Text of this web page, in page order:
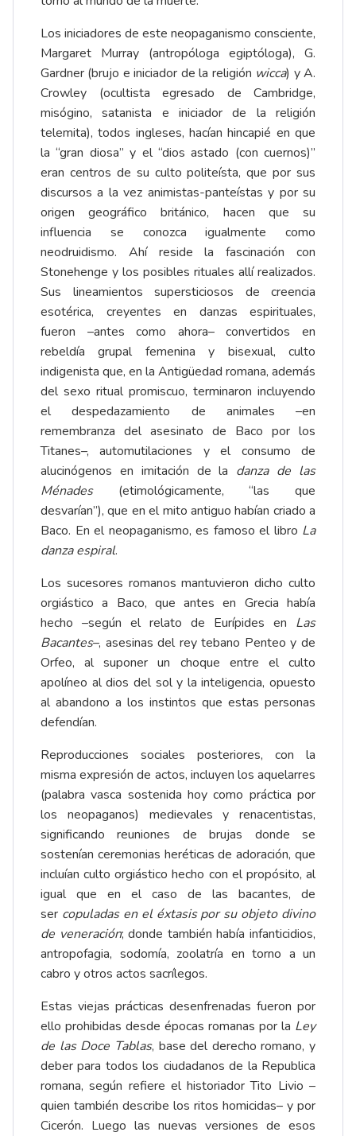
Los iniciadores de este neopaganismo consciente,
Margaret Murray (antropóloga egiptóloga), G.
Gardner (brujo e iniciador de la religión wicca) y A.
Crowley (ocultista egresado de Cambridge,
misógino, satanista e iniciador de la religión
telemita), todos ingleses, hacían hincapié en que
la “gran diosa” y el “dios astado (con cuernos)”
eran centros de su culto politeísta, que por sus
discursos a la vez animistas-panteístas y por su
origen geográfico británico, hacen que su
influencia se conozca igualmente como
neodruidismo. Ahí reside la fascinación con
Stonehenge y los posibles rituales allí realizados.
Sus lineamientos supersticiosos de creencia
esotérica, creyentes en danzas espirituales,
fueron –antes como ahora– convertidos en
rebeldía grupal femenina y bisexual, culto
indigenista que, en la Antigüedad romana, además
del sexo ritual promiscuo, terminaron incluyendo
el despedazamiento de animales –en
remembranza del asesinato de Baco por los
Titanes–, automutilaciones y el consumo de
alucinógenos en imitación de la danza de las
Ménades(etimológicamente, “las que
desvarían”), que en el mito antiguo habían criado a
Baco. En el neopaganismo, es famoso el libro La
danza espiral.
Los sucesores romanos mantuvieron dicho culto
orgiástico a Baco, que antes en Grecia había
hecho –según el relato de Eurípides en Las
Bacantes–, asesinas del rey tebano Penteo y de
Orfeo, al suponer un choque entre el culto
apolíneo al dios del sol y la inteligencia, opuesto
al abandono a los instintos que estas personas
defendían.
Reproducciones sociales posteriores, con la
misma expresión de actos, incluyen los aquelarres
(palabra vasca sostenida hoy como práctica por
los neopaganos) medievales y renacentistas,
significando reuniones de brujas donde se
sostenían ceremonias heréticas de adoración, que
incluían culto orgiástico hecho con el propósito, al
igual que en el caso de las bacantes, de
ser copuladas en el éxtasis por su objeto divino
de veneración; donde también había infanticidios,
antropofagia, sodomía, zoolatría en torno a un
cabro y otros actos sacrílegos.
Estas viejas prácticas desenfrenadas fueron por
ello prohibidas desde épocas romanas por la Ley
de las Doce Tablas, base del derecho romano, y
deber para todos los ciudadanos de la Republica
romana, según refiere el historiador Tito Livio –
quien también describe los ritos homicidas– y por
Cicerón. Luego las nuevas versiones de esos